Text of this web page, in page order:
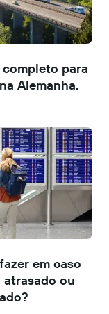
para
Alemanha.
em caso
atrasado ou